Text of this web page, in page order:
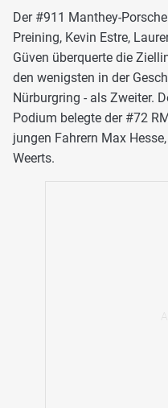
Der #911 Manthey-
Preining, Kevin Estre,
Güven überquerte die
den wenigsten in der
Nürburgring - als Zweiter.
Podium belegte der #72
jungen Fahrern Max
Weerts.